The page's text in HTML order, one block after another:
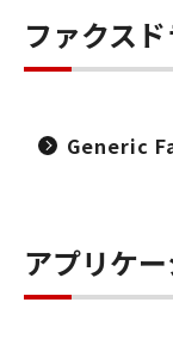
ファクス
Generic
アプリケ